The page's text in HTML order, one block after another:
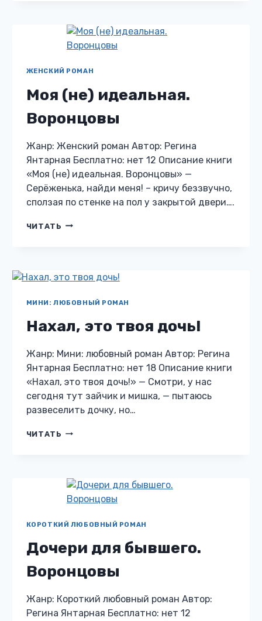
ЖЕНСКИЙ РОМАН
Моя (не) идеальная.
Воронцовы
Жанр: Женский роман Автор: Регина
Янтарная Бесплатно: нет 12 Описание книги
«Моя (не) идеальная. Воронцовы» —
Серёженька, найди меня! – кричу беззвучно,
сползая по стенке на пол у закрытой двери….
ЧИТАТЬ МОЯ
МИНИ: ЛЮБОВНЫЙ РОМАН
Нахал, это твоя дочь!
Жанр: Мини: любовный роман Автор: Регина
Янтарная Бесплатно: нет 18 Описание книги
«Нахал, это твоя дочь!» — Смотри, у нас
сегодня тут зайчик и мишка, — пытаюсь
развеселить дочку, но…
ЧИТАТЬ НАХАЛ,
КОРОТКИЙ ЛЮБОВНЫЙ РОМАН
Дочери для бывшего.
Воронцовы
Жанр: Короткий любовный роман Автор:
Регина Янтарная Бесплатно: нет 12